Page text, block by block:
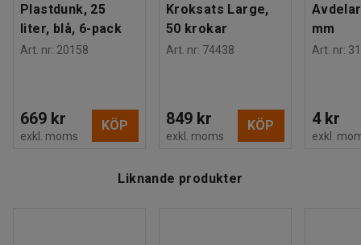
Plastdunk, 25
liter, blå, 6-pack
Art. nr: 20158
669 kr
exkl. moms
KÖP
Kroksats Large,
50 krokar
Art. nr: 74438
849 kr
exkl. moms
KÖP
mm
Art. nr:
4 kr
exkl.
Liknande produkter